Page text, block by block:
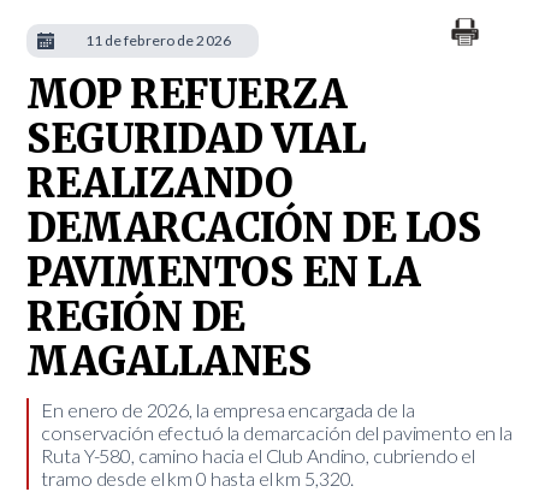
MOP REFUERZA
SEGURIDAD VIAL
REALIZANDO
DEMARCACIÓN DE LOS
PAVIMENTOS EN LA
REGIÓN DE
MAGALLANES
En enero de 2026, la empresa encargada de la
conservación efectuó la demarcación del pavimento en la
Ruta Y-580, camino hacia el Club Andino, cubriendo el
tramo desde el km 0 hasta el km 5,320.
11 de febrero de 2026